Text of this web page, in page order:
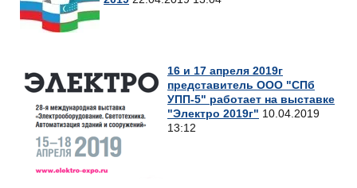
16 и 17 апреля 2019г
представитель ООО "СПб
УПП-5" работает на выставке
"Электро 2019г" 10.04.2019
13:12